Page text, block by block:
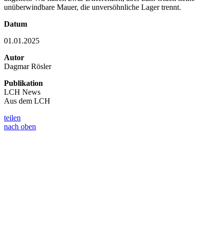
unüberwindbare Mauer, die unversöhnliche Lager trennt.
Datum
01.01.2025
Autor
Dagmar Rösler
Publikation
LCH News
Aus dem LCH
teilen
nach oben